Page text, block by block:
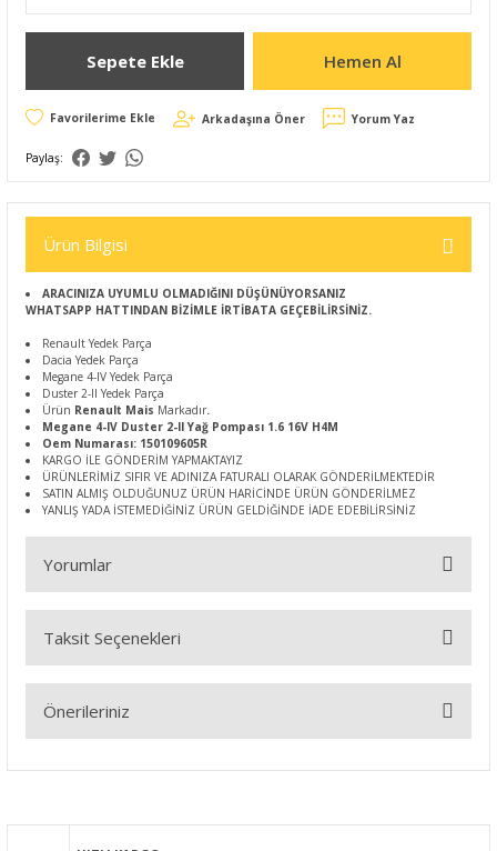
Sepete Ekle Hemen Al
Arkadaşına Öner Yorum Yaz
Paylaş:
Ürün Bilgisi
ARACINIZA UYUMLU OLMADIĞINI DÜŞÜNÜYORSANIZ
WHATSAPP HATTINDAN BİZİMLE İRTİBATA GEÇEBİLİRSİNİZ.
Renault Yedek Parça
Dacia Yedek Parça
Megane 4-IV Yedek Parça
Duster 2-II Yedek Parça
Ürün Renault Mais Markadır.
Megane 4-IV Duster 2-II Yağ Pompası 1.6 16V H4M
Oem Numarası: 150109605R
KARGO İLE GÖNDERİM YAPMAKTAYIZ
ÜRÜNLERİMİZ SIFIR VE ADINIZA FATURALI OLARAK GÖNDERİLMEKTEDİR
SATIN ALMIŞ OLDUĞUNUZ ÜRÜN HARİCİNDE ÜRÜN GÖNDERİLMEZ
YANLIŞ YADA İSTEMEDİĞİNİZ ÜRÜN GELDİĞİNDE İADE EDEBİLİRSİNİZ
Yorumlar
Bu ürüne ilk yorumu siz yapın!
Taksit Seçenekleri
Önerileriniz
Görüş ve önerileriniz için teşekkür ederiz.